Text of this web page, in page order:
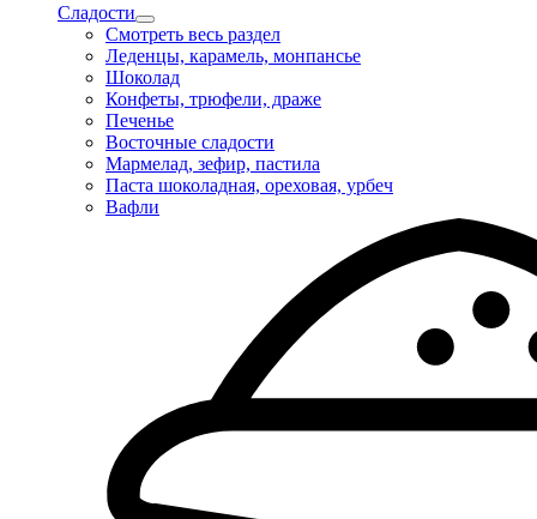
Сладости
Смотреть весь раздел
Леденцы, карамель, монпансье
Шоколад
Конфеты, трюфели, драже
Печенье
Восточные сладости
Мармелад, зефир, пастила
Паста шоколадная, ореховая, урбеч
Вафли